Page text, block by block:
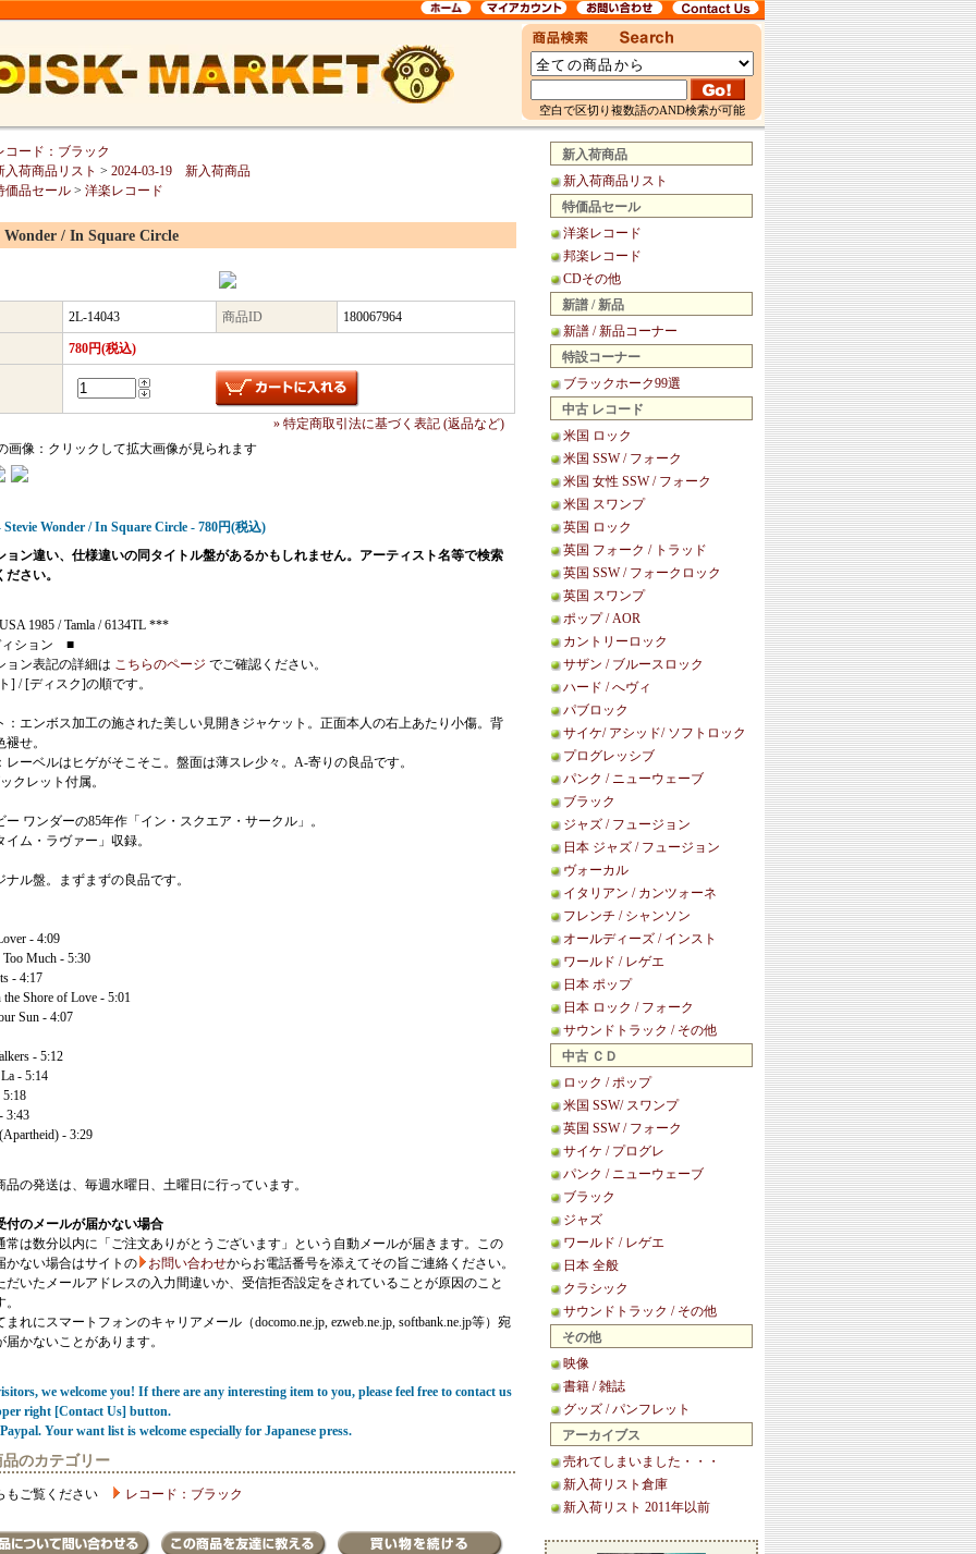
空白で区切り複数語のAND検索が可能
新入荷商品
新入荷商品リスト
特価品セール
洋楽レコード
邦楽レコード
CDその他
新譜 / 新品
新譜 / 新品コーナー
特設コーナー
ブラックホーク99選
中古 レコード
米国 ロック
米国 SSW / フォーク
米国 女性 SSW / フォーク
米国 スワンプ
英国 ロック
英国 フォーク / トラッド
英国 SSW / フォークロック
英国 スワンプ
ポップ / AOR
カントリーロック
サザン / ブルースロック
ハード / へヴィ
パブロック
サイケ/ アシッド/ ソフトロック
プログレッシブ
パンク / ニューウェーブ
ブラック
ジャズ / フュージョン
日本 ジャズ / フュージョン
ヴォーカル
イタリアン / カンツォーネ
フレンチ / シャンソン
オールディーズ / インスト
ワールド / レゲエ
日本 ポップ
日本 ロック / フォーク
サウンドトラック / その他
中古 ＣＤ
ロック / ポップ
米国 SSW/ スワンプ
英国 SSW / フォーク
サイケ / プログレ
パンク / ニューウェーブ
ブラック
ジャズ
ワールド / レゲエ
日本 全般
クラシック
サウンドトラック / その他
その他
映像
書籍 / 雑誌
グッズ / パンフレット
アーカイブス
売れてしまいました・・・
新入荷リスト倉庫
新入荷リスト 2011年以前
コード：ブラック
入荷商品リスト > 2024-03-19 新入荷商品
価品セール > 洋楽レコード
Wonder / In Square Circle
2L-14043 商品ID 180067964
780円(税込)
» 特定商取引法に基づく表記 (返品など)
画像：クリックして拡大画像が見られます
Stevie Wonder / In Square Circle - 780円(税込)
ョン違い、仕様違いの同タイトル盤があるかもしれません。アーティスト名等で検索
さい。
1985 / Tamla / 6134TL ***
ション ■
ョン表記の詳細は こちらのページ でご確認ください。
] / [ディスク]の順です。
：エンボス加工の施された美しい見開きジャケット。正面本人の右上あたり小傷。背
せ。
レーベルはヒゲがそこそこ。盤面は薄スレ少々。A-寄りの良品です。
クレット付属。
ー ワンダーの85年作「イン・スクエア・サークル」。
イム・ラヴァー」収録。
ナル盤。まずまずの良品です。
- 4:09
Much - 5:30
- 4:17
the Shore of Love - 5:01
Sun - 4:07
- 5:12
- 5:14
3:43
- 3:29
の発送は、毎週水曜日、土曜日に行っています。
のメールが届かない場合
常は数分以内に「ご注文ありがとうございます」という自動メールが届きます。この
かない場合はサイトの
お問い合わせからお電話番号を添えてその旨ご連絡ください。
だいたメールアドレスの入力間違いか、受信拒否設定をされていることが原因のこと
れにスマートフォンのキャリアメール（docomo.ne.jp, ezweb.ne.jp, softbank.ne.jp等）宛
届かないことがあります。
we welcome you! If there are any interesting item to you, please feel free to contact us
right [Contact Us] button.
Your want list is welcome especially for Japanese press.
のカテゴリー
もご覧ください レコード：ブラック